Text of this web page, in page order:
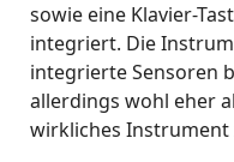
sowie eine Klavier-
integriert. Die
integrierte Sensoren
allerdings wohl eher
wirkliches Instrument